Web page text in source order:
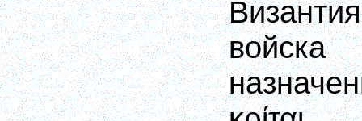
войска